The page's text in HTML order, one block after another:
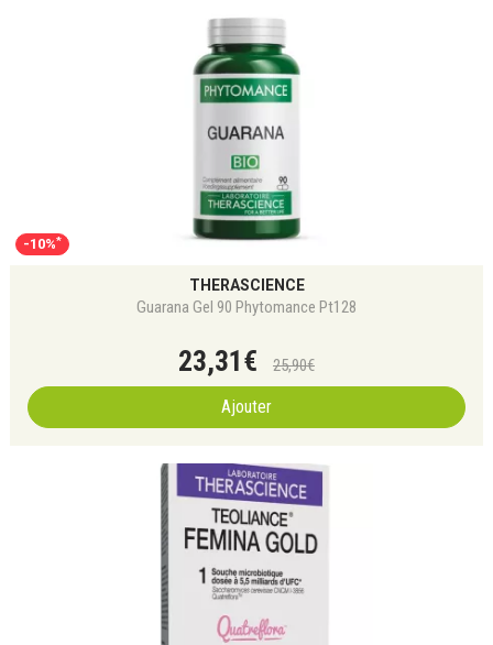
-10%*
THERASCIENCE
Guarana Gel 90 Phytomance Pt128
23,31€ 25,90€
Ajouter